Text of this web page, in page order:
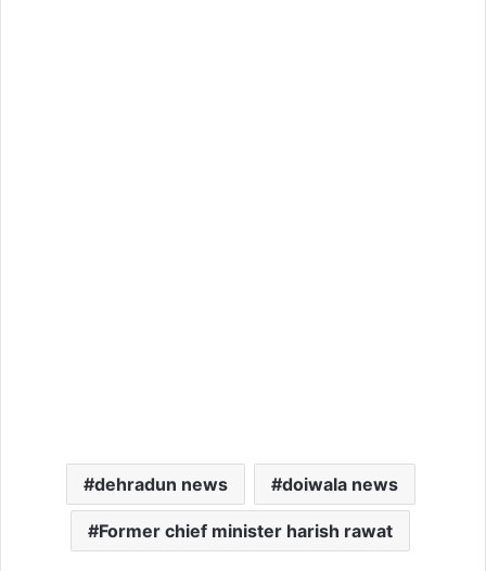
dehradun news doiwala news
Former chief minister harish rawat